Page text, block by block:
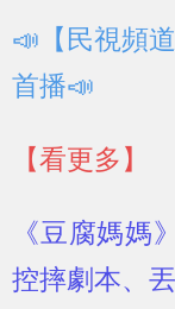
📣【民視頻
首播📣
【看更多】
《豆腐媽媽
控摔劇本、